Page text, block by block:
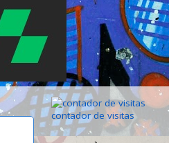
contador de visitas